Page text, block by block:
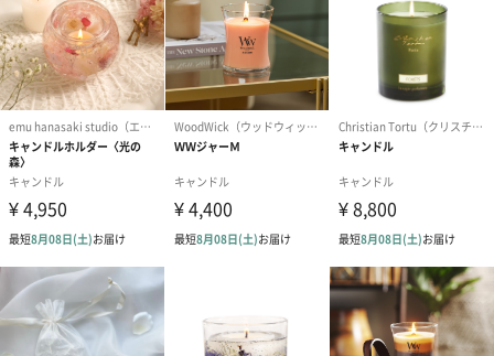
シーズンブーケ（ひま
わり）（1,880円）
ブーケ（ホワイトグリ
ーン）（1,650円）
ブーケ（ピン
（1,650円）
ドライフラワー・プリザーブドフラワー
自然のお花で作ったドライフラワー・プリザーブドフラワーを同
梱します。
一部花材が写真と異なる場合がございます。予めご了承くださ
い。パッケージに入れてお届けします。